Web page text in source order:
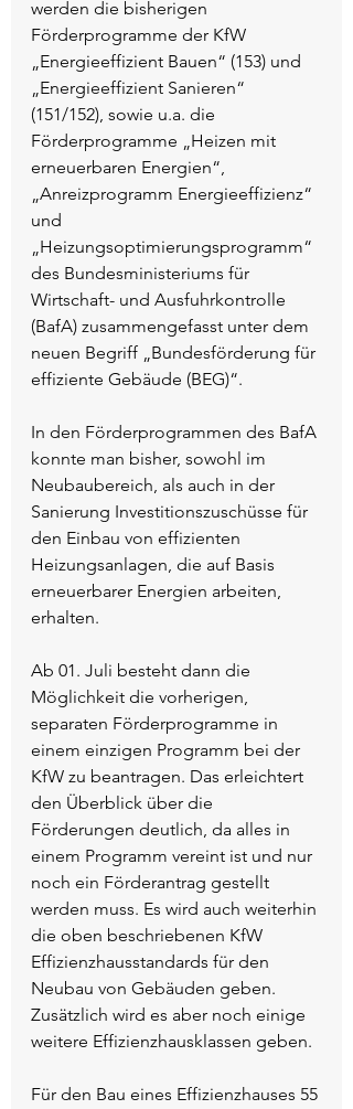
werden die bisherigen
Förderprogramme der KfW
„Energieeffizient Bauen“ (153) und
„Energieeffizient Sanieren“
(151/152), sowie u.a. die
Förderprogramme „Heizen mit
erneuerbaren Energien“,
„Anreizprogramm Energieeffizienz“
und
„Heizungsoptimierungsprogramm“
des Bundesministeriums für
Wirtschaft- und Ausfuhrkontrolle
(BafA) zusammengefasst unter dem
neuen Begriff „Bundesförderung für
effiziente Gebäude (BEG)“.
In den Förderprogrammen des BafA
konnte man bisher, sowohl im
Neubaubereich, als auch in der
Sanierung Investitionszuschüsse für
den Einbau von effizienten
Heizungsanlagen, die auf Basis
erneuerbarer Energien arbeiten,
erhalten.
Ab 01. Juli besteht dann die
Möglichkeit die vorherigen,
separaten Förderprogramme in
einem einzigen Programm bei der
KfW zu beantragen. Das erleichtert
den Überblick über die
Förderungen deutlich, da alles in
einem Programm vereint ist und nur
noch ein Förderantrag gestellt
werden muss. Es wird auch weiterhin
die oben beschriebenen KfW
Effizienzhausstandards für den
Neubau von Gebäuden geben.
Zusätzlich wird es aber noch einige
weitere Effizienzhausklassen geben.
Für den Bau eines Effizienzhauses 55